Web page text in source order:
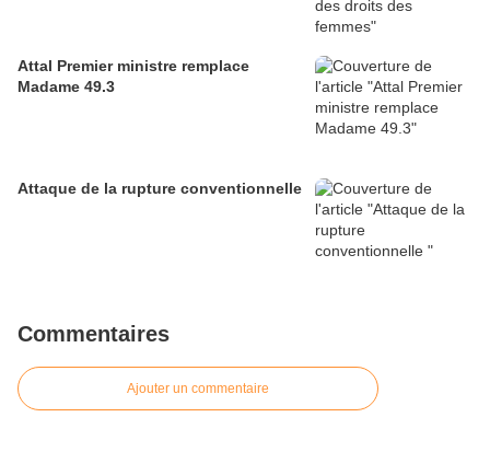
Attal Premier ministre remplace
Madame 49.3
Attaque de la rupture conventionnelle
Commentaires
Ajouter un commentaire